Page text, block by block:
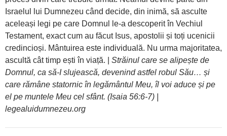
Israelul lui Dumnezeu când decide, din inimă, să asculte
aceleași legi pe care Domnul le-a descoperit în Vechiul
Testament, exact cum au făcut Isus, apostolii și toți ucenicii
credincioși. Mântuirea este individuală. Nu urma majoritatea,
ascultă cât timp ești în viață. | Străinul care se alipește de
Domnul, ca să-I slujească, devenind astfel robul Său… și
care rămâne statornic în legământul Meu, îl voi aduce și pe
el pe muntele Meu cel sfânt. (Isaia 56:6-7) |
legealuidumnezeu.org